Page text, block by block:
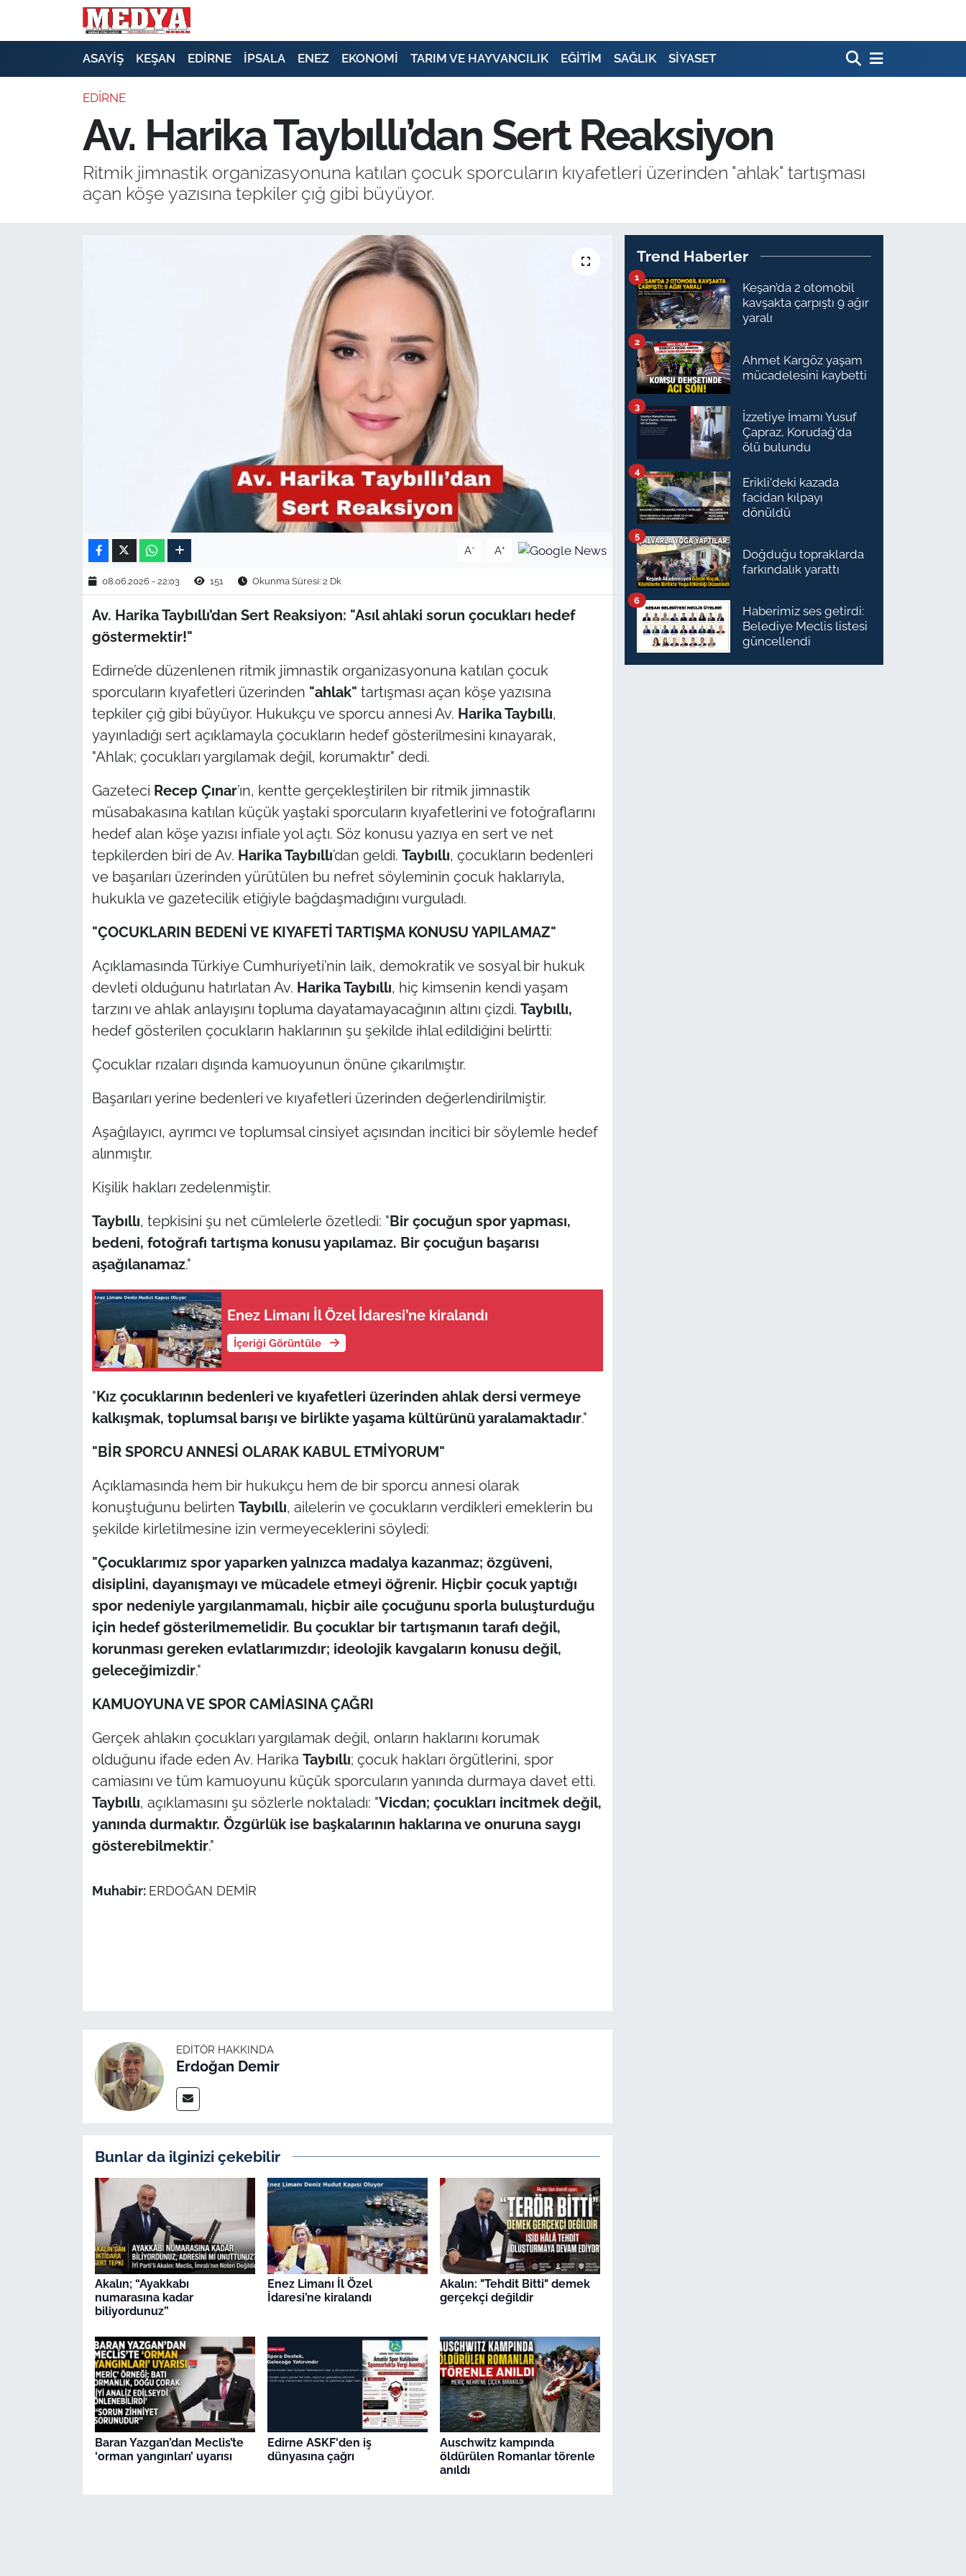
ASAYİŞ KEŞAN EDİRNE İPSALA ENEZ EKONOMİ TARIM VE HAYVANCILIK EĞİTİM SAĞLIK SİYASET
EDİRNE
Av. Harika Taybıllı’dan Sert Reaksiyon
Ritmik jimnastik organizasyonuna katılan çocuk sporcuların kıyafetleri üzerinden "ahlak" tartışması
açan köşe yazısına tepkiler çığ gibi büyüyor.
A- A+
08.06.2026 - 22:03 151 Okunma Süresi: 2 Dk
Av. Harika Taybıllı’dan Sert Reaksiyon: "Asıl ahlaki sorun çocukları hedef
göstermektir!"
Edirne’de düzenlenen ritmik jimnastik organizasyonuna katılan çocuk
sporcuların kıyafetleri üzerinden "ahlak" tartışması açan köşe yazısına
tepkiler çığ gibi büyüyor. Hukukçu ve sporcu annesi Av. Harika Taybıllı,
yayınladığı sert açıklamayla çocukların hedef gösterilmesini kınayarak,
"Ahlak; çocukları yargılamak değil, korumaktır" dedi.
Gazeteci Recep Çınar’ın, kentte gerçekleştirilen bir ritmik jimnastik
müsabakasına katılan küçük yaştaki sporcuların kıyafetlerini ve fotoğraflarını
hedef alan köşe yazısı infiale yol açtı. Söz konusu yazıya en sert ve net
tepkilerden biri de Av. Harika Taybıllı’dan geldi. Taybıllı, çocukların bedenleri
ve başarıları üzerinden yürütülen bu nefret söyleminin çocuk haklarıyla,
hukukla ve gazetecilik etiğiyle bağdaşmadığını vurguladı.
"ÇOCUKLARIN BEDENİ VE KIYAFETİ TARTIŞMA KONUSU YAPILAMAZ"
Açıklamasında Türkiye Cumhuriyeti’nin laik, demokratik ve sosyal bir hukuk
devleti olduğunu hatırlatan Av. Harika Taybıllı, hiç kimsenin kendi yaşam
tarzını ve ahlak anlayışını topluma dayatamayacağının altını çizdi. Taybıllı,
hedef gösterilen çocukların haklarının şu şekilde ihlal edildiğini belirtti:
Çocuklar rızaları dışında kamuoyunun önüne çıkarılmıştır.
Başarıları yerine bedenleri ve kıyafetleri üzerinden değerlendirilmiştir.
Aşağılayıcı, ayrımcı ve toplumsal cinsiyet açısından incitici bir söylemle hedef
alınmıştır.
Kişilik hakları zedelenmiştir.
Taybıllı, tepkisini şu net cümlelerle özetledi: "Bir çocuğun spor yapması,
bedeni, fotoğrafı tartışma konusu yapılamaz. Bir çocuğun başarısı
aşağılanamaz."
Enez Limanı İl Özel İdaresi’ne kiralandı
İçeriği Görüntüle
"Kız çocuklarının bedenleri ve kıyafetleri üzerinden ahlak dersi vermeye
kalkışmak, toplumsal barışı ve birlikte yaşama kültürünü yaralamaktadır."
"BİR SPORCU ANNESİ OLARAK KABUL ETMİYORUM"
Açıklamasında hem bir hukukçu hem de bir sporcu annesi olarak
konuştuğunu belirten Taybıllı, ailelerin ve çocukların verdikleri emeklerin bu
şekilde kirletilmesine izin vermeyeceklerini söyledi:
"Çocuklarımız spor yaparken yalnızca madalya kazanmaz; özgüveni,
disiplini, dayanışmayı ve mücadele etmeyi öğrenir. Hiçbir çocuk yaptığı
spor nedeniyle yargılanmamalı, hiçbir aile çocuğunu sporla buluşturduğu
için hedef gösterilmemelidir. Bu çocuklar bir tartışmanın tarafı değil,
korunması gereken evlatlarımızdır; ideolojik kavgaların konusu değil,
geleceğimizdir."
KAMUOYUNA VE SPOR CAMİASINA ÇAĞRI
Gerçek ahlakın çocukları yargılamak değil, onların haklarını korumak
olduğunu ifade eden Av. Harika Taybıllı; çocuk hakları örgütlerini, spor
camiasını ve tüm kamuoyunu küçük sporcuların yanında durmaya davet etti.
Taybıllı, açıklamasını şu sözlerle noktaladı: "Vicdan; çocukları incitmek değil,
yanında durmaktır. Özgürlük ise başkalarının haklarına ve onuruna saygı
gösterebilmektir."
Muhabir: ERDOĞAN DEMİR
EDITÖR HAKKINDA
Erdoğan Demir
Bunlar da ilginizi çekebilir
Akalın; “Ayakkabı
numarasına kadar
biliyordunuz”
Enez Limanı İl Özel
İdaresi’ne kiralandı
Akalın: "Tehdit Bitti" demek
gerçekçi değildir
Baran Yazgan’dan Meclis’te
‘orman yangınları’ uyarısı
Edirne ASKF'den iş
dünyasına çağrı
Auschwitz kampında
öldürülen Romanlar törenle
anıldı
Trend Haberler
Keşan’da 2 otomobil
kavşakta çarpıştı 9 ağır
yaralı
1
Ahmet Kargöz yaşam
mücadelesini kaybetti
2
İzzetiye İmamı Yusuf
Çapraz, Korudağ'da
ölü bulundu
3
Erikli'deki kazada
facidan kılpayı
dönüldü
4
Doğduğu topraklarda
farkındalık yarattı
5
Haberimiz ses getirdi:
Belediye Meclis listesi
güncellendi
6
E-GAZETE
SİYASET
GÜNDEM
ÇANAKKALE
TÜRKİYE
Flaş Haber
Dış Haberler
İş Dünyası
Bilim Teknoloji
Gündem-Eğitim